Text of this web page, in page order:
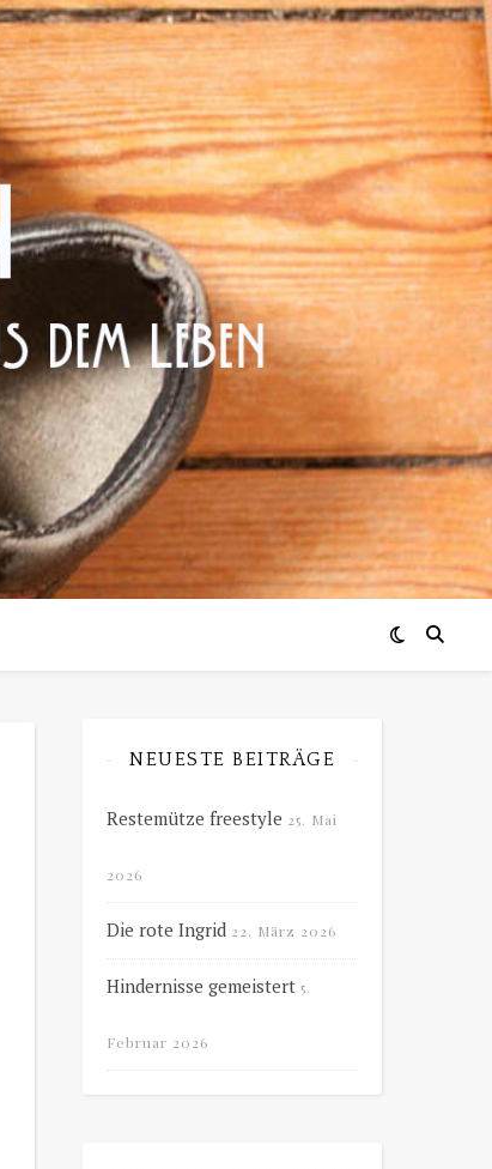
NEUESTE BEITRÄGE
Restemütze freestyle 25. Mai
2026
Die rote Ingrid 22. März 2026
Hindernisse gemeistert 5.
Februar 2026